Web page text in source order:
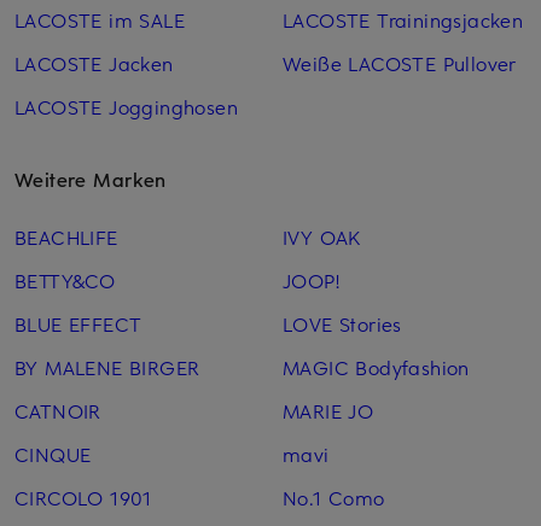
LACOSTE im SALE
LACOSTE Jacken
LACOSTE Jogginghosen
LACOSTE Trainingsjacken
Weiße LACOSTE Pullover
Weitere Marken
BEACHLIFE
BETTY&CO
BLUE EFFECT
BY MALENE BIRGER
CATNOIR
CINQUE
CIRCOLO 1901
IVY OAK
JOOP!
LOVE Stories
MAGIC Bodyfashion
MARIE JO
mavi
No.1 Como